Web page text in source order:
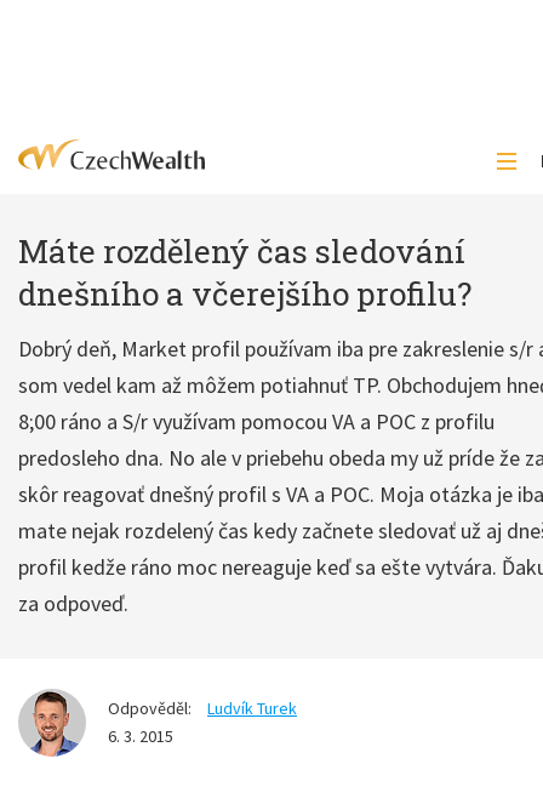
Máte rozdělený čas sledování
dnešního a včerejšího profilu?
Dobrý deň, Market profil používam iba pre zakreslenie s/r
som vedel kam až môžem potiahnuť TP. Obchodujem
8;00 ráno a S/r využívam pomocou VA a POC z profilu
predosleho dna. No ale v priebehu obeda my už príde že
skôr reagovať dnešný profil s VA a POC. Moja otázka je
mate nejak rozdelený čas kedy začnete sledovať už aj
profil kedže ráno moc nereaguje keď sa ešte vytvára.
za odpoveď.
Odpověděl:
Ludvík Turek
6. 3. 2015